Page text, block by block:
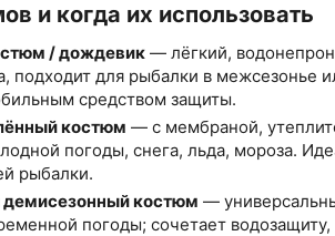
и когда их использовать
/ дождевик — лёгкий,
подходит для рыбалки в межсезонье
средством защиты.
костюм — с мембраной,
погоды, снега, льда, мороза.
рыбалки.
костюм —
погоды; сочетает